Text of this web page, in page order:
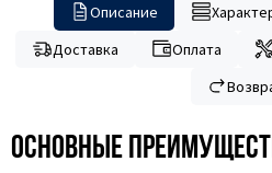
Описание
Доставка
Оплата
Основные